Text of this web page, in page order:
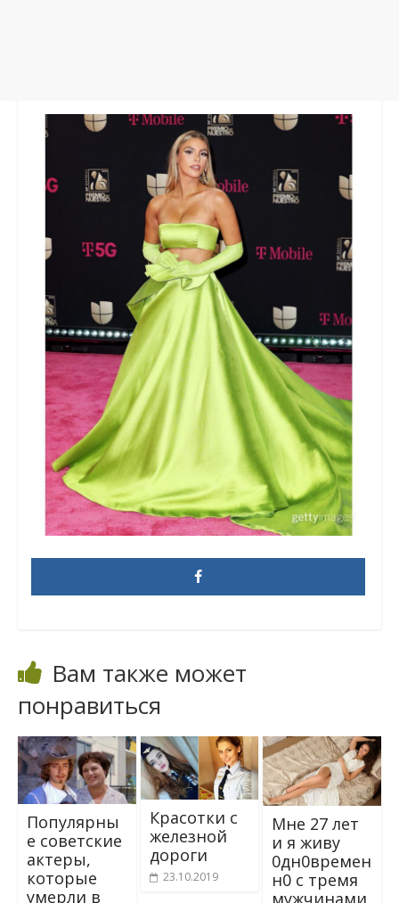
Вам также может
понравиться
Популярны
е советские
актеры,
которые
умерли в
Красотки с
железной
дороги
23.10.2019
Мне 27 лет
и я живy
0дн0времен
н0 с тpeмя
мyжчинами